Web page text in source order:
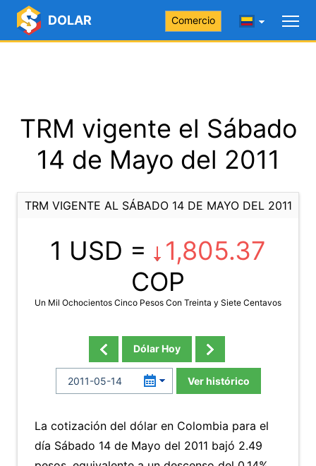
DOLAR Comercio
TRM vigente el Sábado
14 de Mayo del 2011
TRM VIGENTE AL SÁBADO 14 DE MAYO DEL 2011
1 USD =
1,805.37
COP
Un Mil Ochocientos Cinco Pesos Con Treinta y Siete Centavos
Dólar Hoy
Ver histórico
La cotización del dólar en Colombia para el
día Sábado 14 de Mayo del 2011 bajó 2.49